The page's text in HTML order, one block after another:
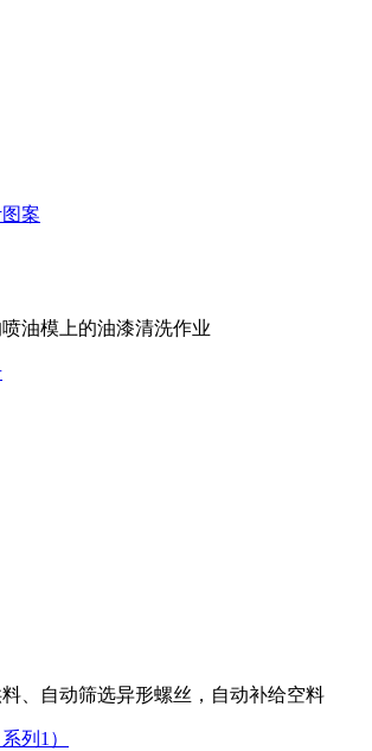
案
油模上的油漆清洗作业
、自动筛选异形螺丝，自动补给空料